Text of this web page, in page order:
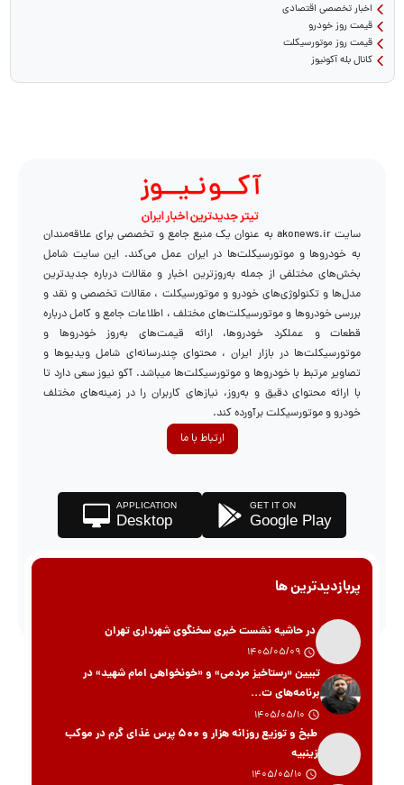
اخبار تخصصی اقتصادی
قیمت روز خودرو
قیمت روز موتورسیکلت
کانال بله آکونیوز
سایت akonews.ir به عنوان یک منبع جامع و تخصصی برای علاقه‌مندان
به خودروها و موتورسیکلت‌ها در ایران عمل می‌کند. این سایت شامل
بخش‌های مختلفی از جمله به‌روزترین اخبار و مقالات درباره جدیدترین
مدل‌ها و تکنولوژی‌های خودرو و موتورسیکلت ، مقالات تخصصی و نقد و
بررسی خودروها و موتورسیکلت‌های مختلف ، اطلاعات جامع و کامل درباره
قطعات و عملکرد خودروها، ارائه قیمت‌های به‌روز خودروها و
موتورسیکلت‌ها در بازار ایران ، محتوای چندرسانه‌ای شامل ویدیوها و
تصاویر مرتبط با خودروها و موتورسیکلت‌ها میباشد. آکو نیوز سعی دارد تا
با ارائه محتوای دقیق و به‌روز، نیازهای کاربران را در زمینه‌های مختلف
خودرو و موتورسیکلت برآورده کند.
ارتباط با ما
GET IT ON
Google Play
APPLICATION
Desktop
پربازدیدترین ها
در حاشیه نشست خبری سخنگوی شهرداری تهران
تبیین «رستاخیز مردمی» و «خونخواهی امام شهید» در
برنامه‌های ت...
طبخ و توزیع روزانه هزار و ۵۰۰ پرس غذای گرم در موکب
زینبیه